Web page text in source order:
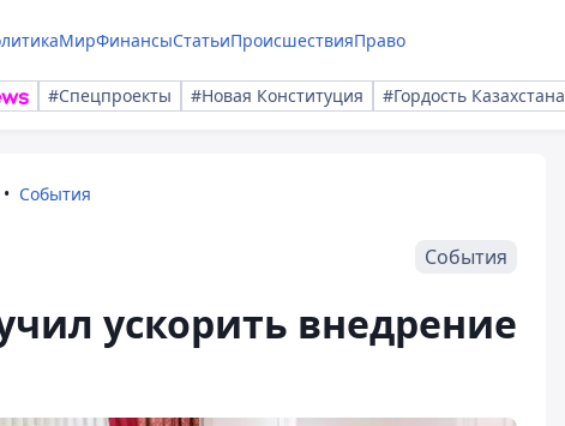
МирФинансыСтатьиПроисшествияПраво
#Спецпроекты #Новая Конституция #Гордость Казахстана
События
События
ускорить внедрение